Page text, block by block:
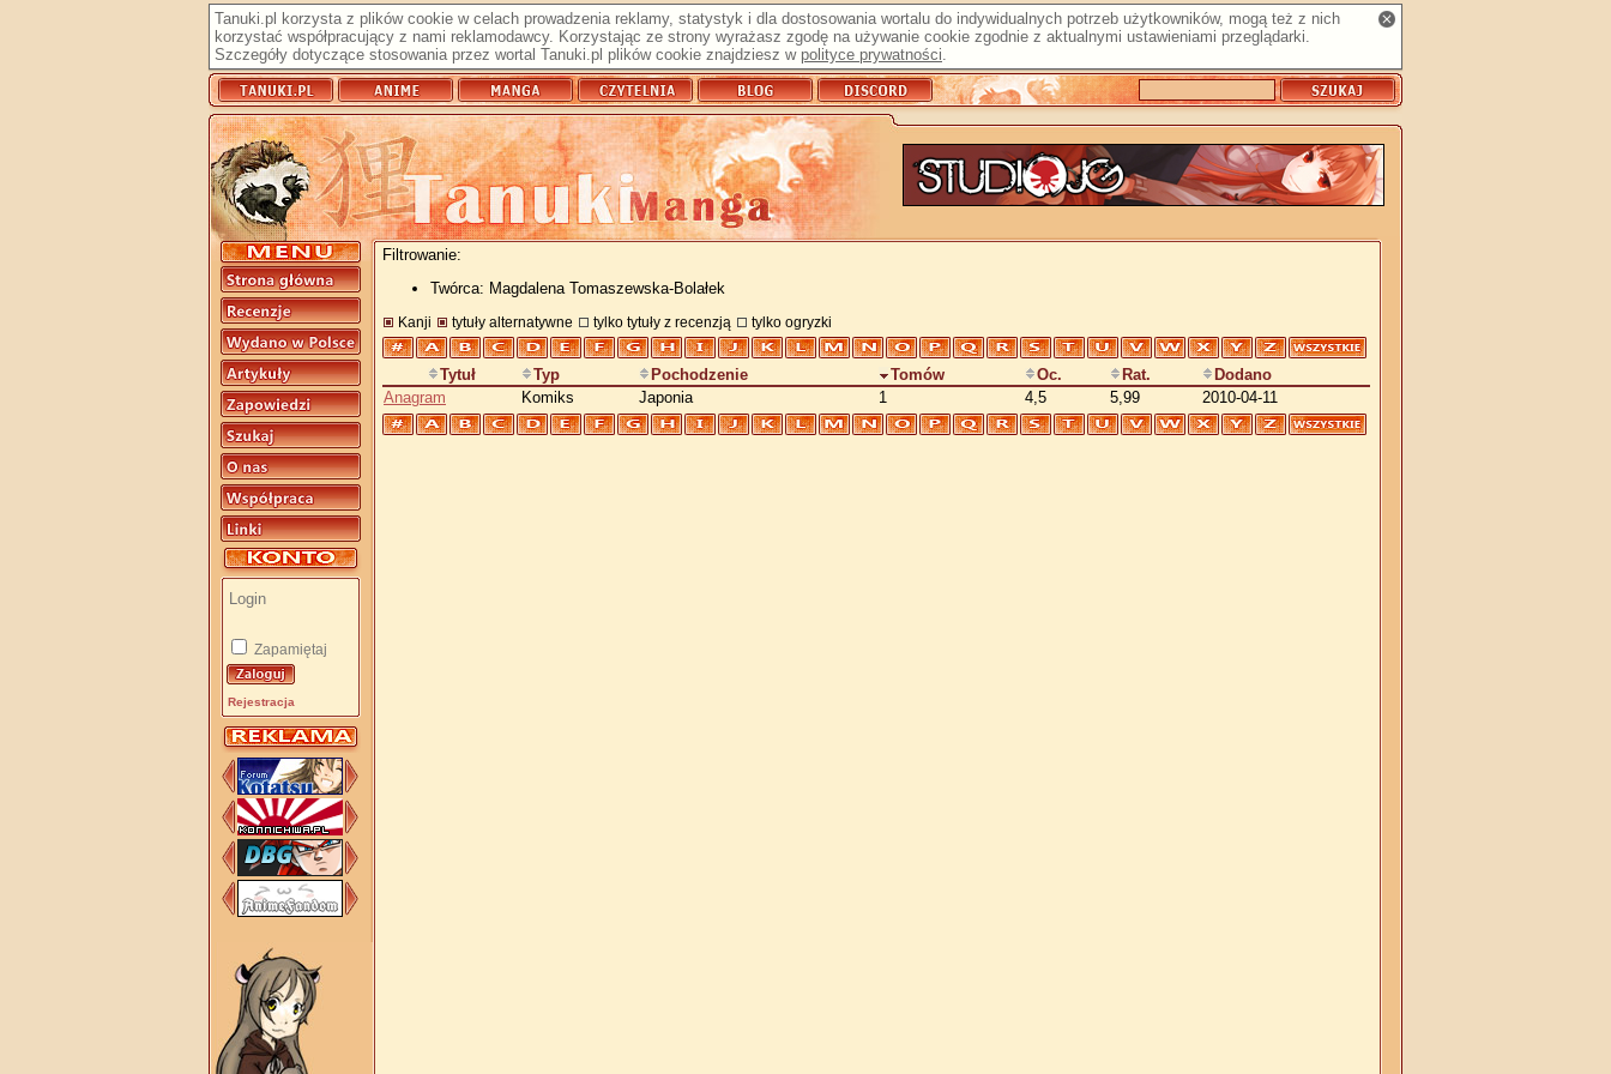
Tanuki.pl korzysta z plików cookie w celach prowadzenia reklamy, statystyk i dla dostosowania wortalu do indywidualnych potrzeb użytkowników, mogą też z nich
korzystać współpracujący z nami reklamodawcy. Korzystając ze strony wyrażasz zgodę na używanie cookie zgodnie z aktualnymi ustawieniami przeglądarki.
Szczegóły dotyczące stosowania przez wortal Tanuki.pl plików cookie znajdziesz w polityce prywatności.
Zapamiętaj
Rejestracja
Filtrowanie:
Twórca: Magdalena Tomaszewska-Bolałek
Kanji tytuły alternatywne tylko tytuły z recenzją tylko ogryzki
Tytuł Typ Pochodzenie Tomów Oc. Rat.
Dodano
Anagram
Komiks Japonia 1 4,5 5,99 2010-04-11